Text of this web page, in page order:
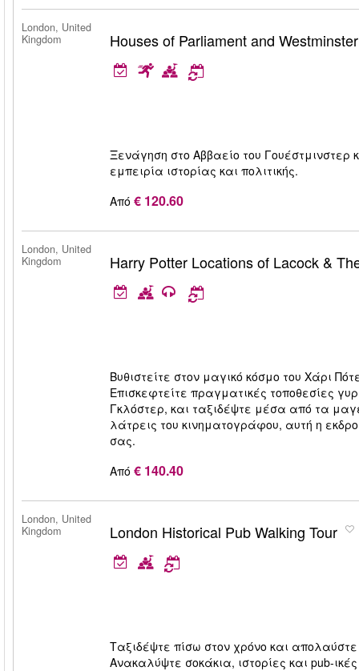
London, United
Kingdom
Houses of Parliament and
Ξενάγηση στο Αββαείο του Γουέστμινστερ
εμπειρία ιστορίας και πολιτικής.
Από € 120.60
London, United
Kingdom
Harry Potter Locations of Lacock &
Βυθιστείτε στον μαγικό κόσμο του Χάρι
Επισκεφτείτε πραγματικές τοποθεσίες
Γκλόστερ, και ταξιδέψτε μέσα από τα
λάτρεις του κινηματογράφου, αυτή η
σας.
Από € 140.40
London, United
Kingdom
London Historical Pub Walking Tour
Ταξιδέψτε πίσω στον χρόνο και
Ανακαλύψτε σοκάκια, ιστορίες και pub-